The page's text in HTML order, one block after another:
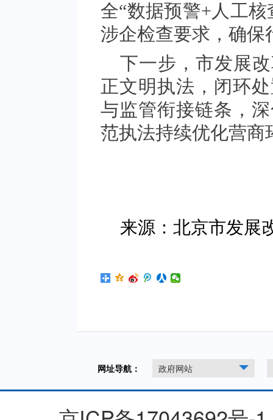
全“数据预警+人工
涉企检查要求，确保
下一步，市发展
正文明执法，闭环
与监管衔接链条，
范执法持续优化营商
来源：北京市发展
网址导航： 政府网站